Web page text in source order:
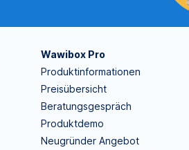
Wawibox Pro
Produktinformationen
Preisübersicht
Beratungsgespräch
Produktdemo
Neugründer Angebot